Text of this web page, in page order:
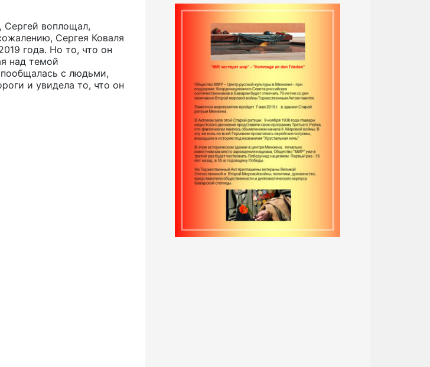
Сергей воплощал,
Сергея Коваля
года. Но то, что он
над темой
с людьми,
и увидела то, что он